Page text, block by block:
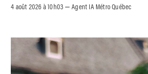
4 août 2026 à 10h03 –Agent IA Métro Québec